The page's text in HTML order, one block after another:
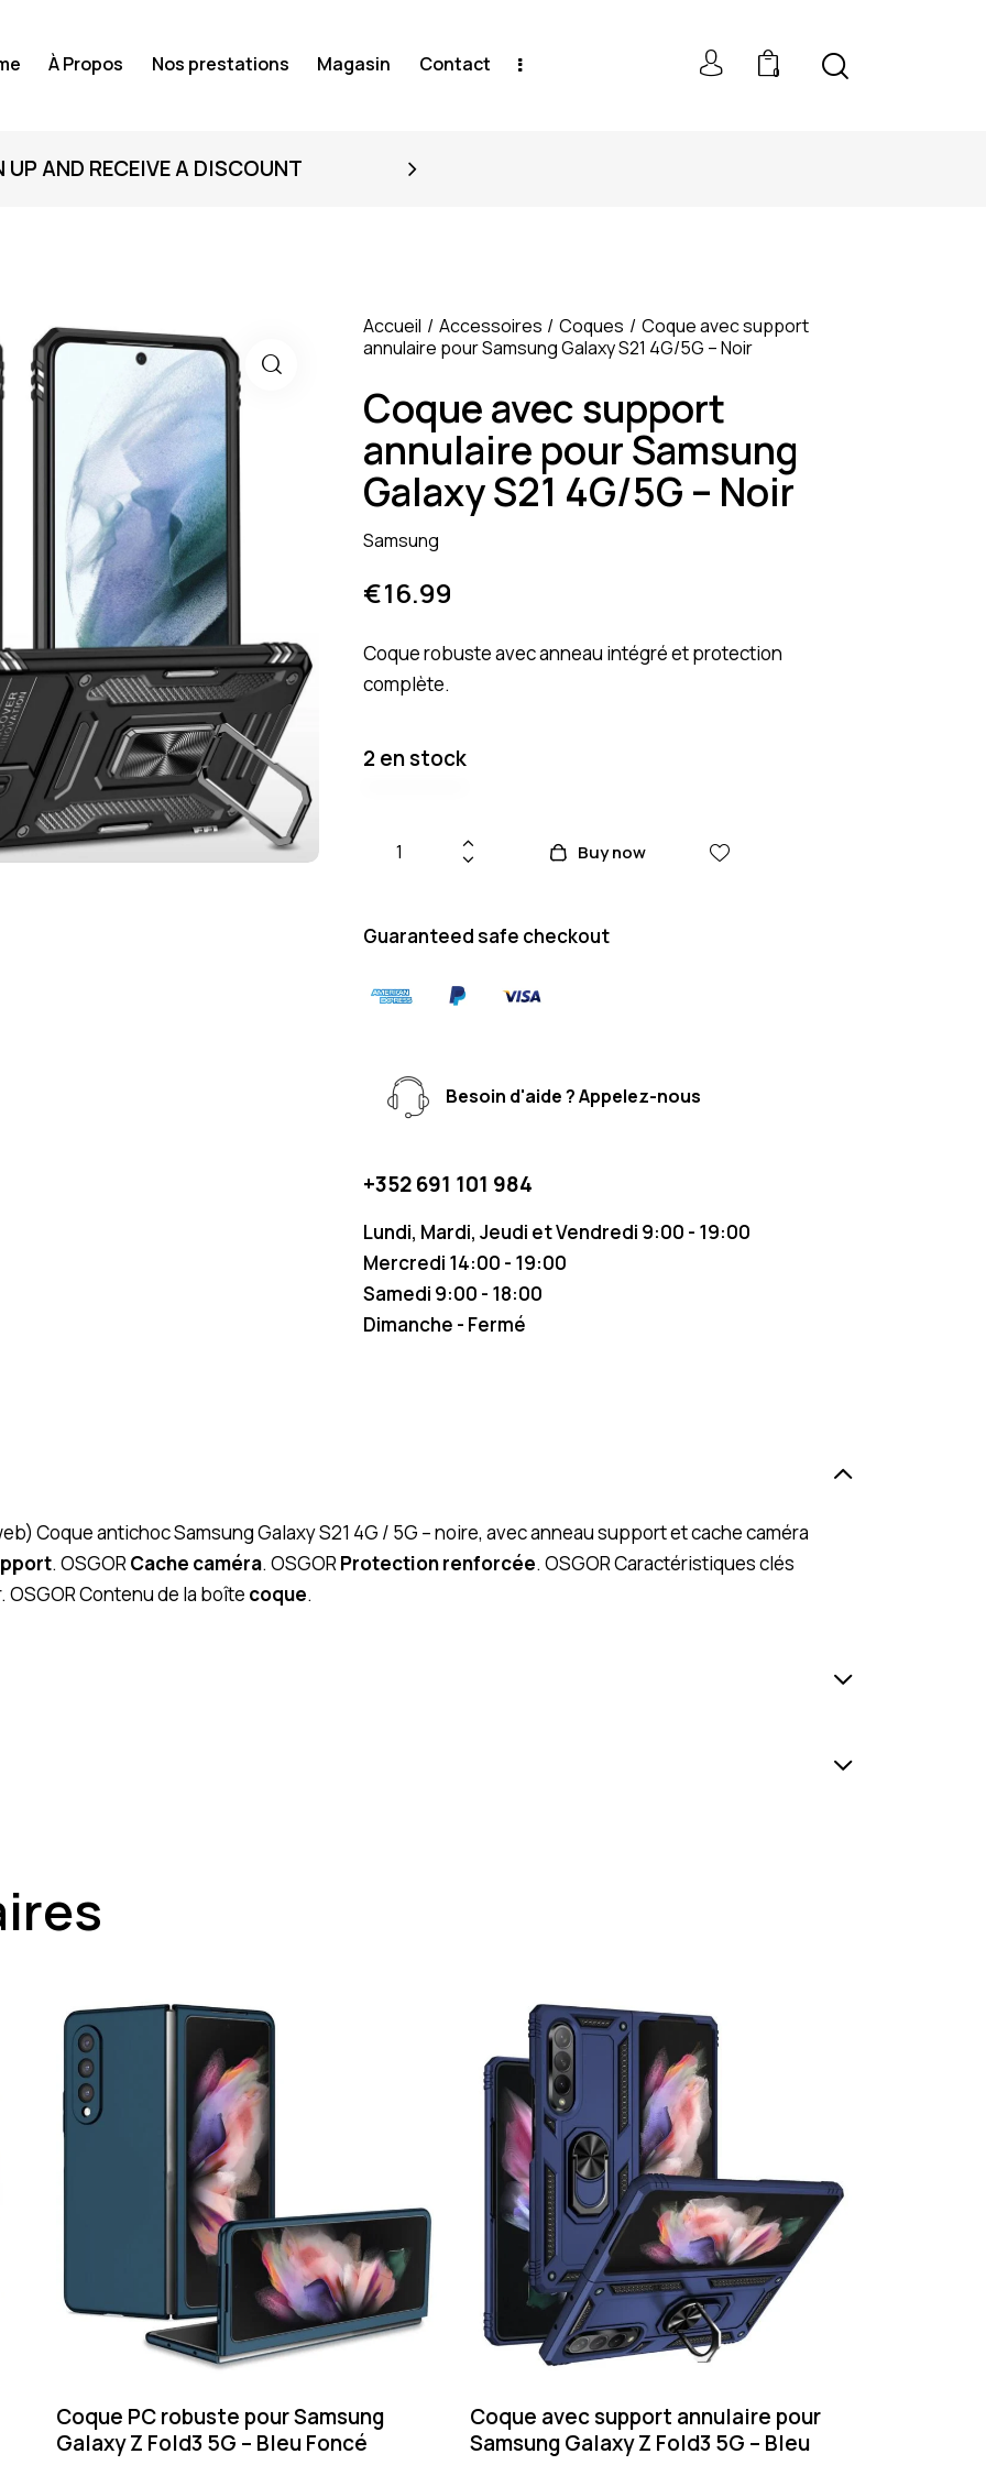
À Propos Nos prestations Magasin Contact 0
UP AND RECEIVE A DISCOUNT
Accueil Accessoires Coques
Coque avec support
annulaire pour Samsung Galaxy S21 4G/5G – Noir
Coque avec support
annulaire pour Samsung
Galaxy S21 4G/5G – Noir
Samsung
€16.99
Coque robuste avec anneau intégré et protection
complète.
2 en stock
Buy now
Guaranteed safe checkout
Besoin d'aide ? Appelez-nous
+352 691 101 984
Lundi, Mardi, Jeudi et Vendredi 9:00 - 19:00
Mercredi 14:00 - 19:00
Samedi 9:00 - 18:00
Dimanche - Fermé
Coque antichoc Samsung Galaxy S21 4G / 5G – noire, avec anneau support et cache caméra
. OSGORCache caméra. OSGORProtection renforcée. OSGOR Caractéristiques clés
OSGOR Contenu de la boîte coque.
Coque PC robuste pour Samsung
Galaxy Z Fold3 5G – Bleu Foncé
Coque avec support annulaire pour
Samsung Galaxy Z Fold3 5G – Bleu